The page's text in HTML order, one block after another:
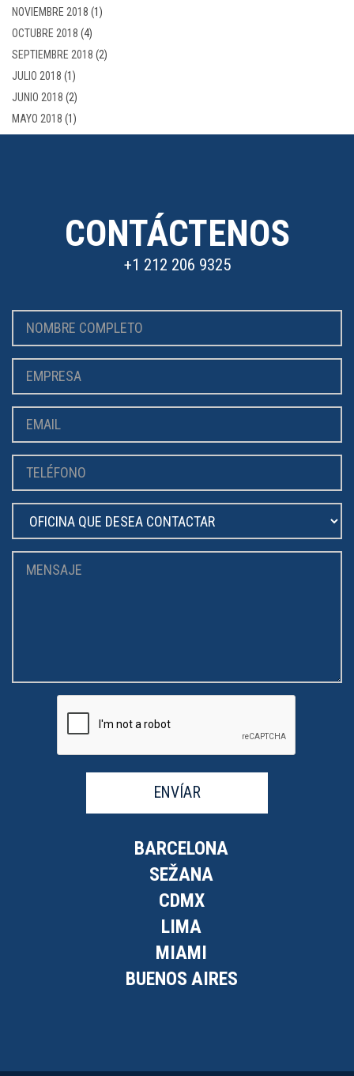
NOVIEMBRE 2018 (1)
OCTUBRE 2018 (4)
SEPTIEMBRE 2018 (2)
JULIO 2018 (1)
JUNIO 2018 (2)
MAYO 2018 (1)
CONTÁCTENOS
+1 212 206 9325
ENVÍAR
BARCELONA
SEŽANA
CDMX
LIMA
MIAMI
BUENOS AIRES